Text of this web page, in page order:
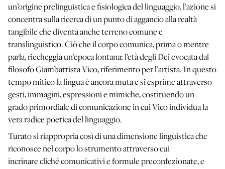
un’origine prelinguistica e fisiologica del linguaggio, l’azione si
concentra sulla ricerca di un punto di aggancio alla realtà
tangibile che diventa anche terreno comune e
translinguistico. Ciò che il corpo comunica, prima o mentre
parla, riecheggia un’epoca lontana: l’età degli Dei evocata dal
filosofo Giambattista Vico, riferimento per l’artista. In questo
tempo mitico la lingua è ancora muta e si esprime attraverso
gesti, immagini, espressioni e mimiche, costituendo un
grado primordiale di comunicazione in cui Vico individua la
vera radice poetica del linguaggio.
Turato si riappropria così di una dimensione linguistica che
riconosce nel corpo lo strumento attraverso cui
incrinare cliché comunicativi e formule preconfezionate, e